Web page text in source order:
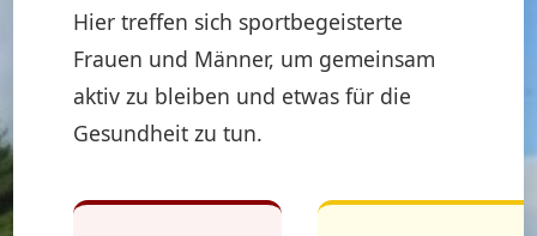
Hier treffen sich sportbegeisterte
Frauen und Männer, um gemeinsam
aktiv zu bleiben und etwas für die
Gesundheit zu tun.